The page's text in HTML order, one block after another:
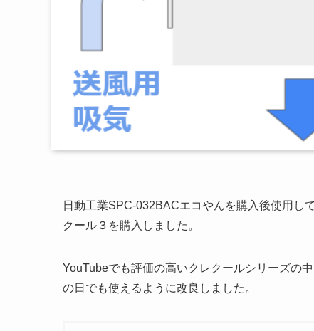
日動工業SPC-032BACエコやんを購入後使用し
クール３を購入しました。
YouTubeでも評価の高いクレクールシリーズの
の日でも使えるように改良しました。